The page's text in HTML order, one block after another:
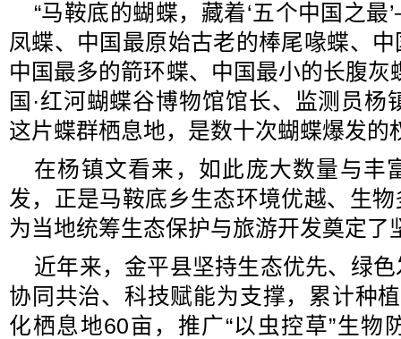
“马鞍底的蝴蝶，藏着‘五个中国之
凤蝶、中国最原始古老的棒尾喙蝶、
中国最多的箭环蝶、中国最小的长腹灰
国·红河蝴蝶谷博物馆馆长、监测员
这片蝶群栖息地，是数十次蝴蝶爆发的
在杨镇文看来，如此庞大数量与丰
发，正是马鞍底乡生态环境优越、生
为当地统筹生态保护与旅游开发奠定了
近年来，金平县坚持生态优先、绿
协同共治、科技赋能为支撑，累计种
化栖息地60亩，推广“以虫控草”生物